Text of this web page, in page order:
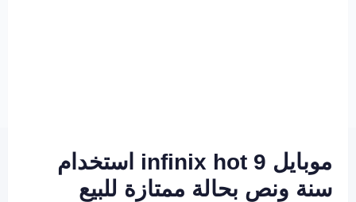
موبايل infinix hot 9 استخدام
سنة ونص بحالة ممتازة للبيع